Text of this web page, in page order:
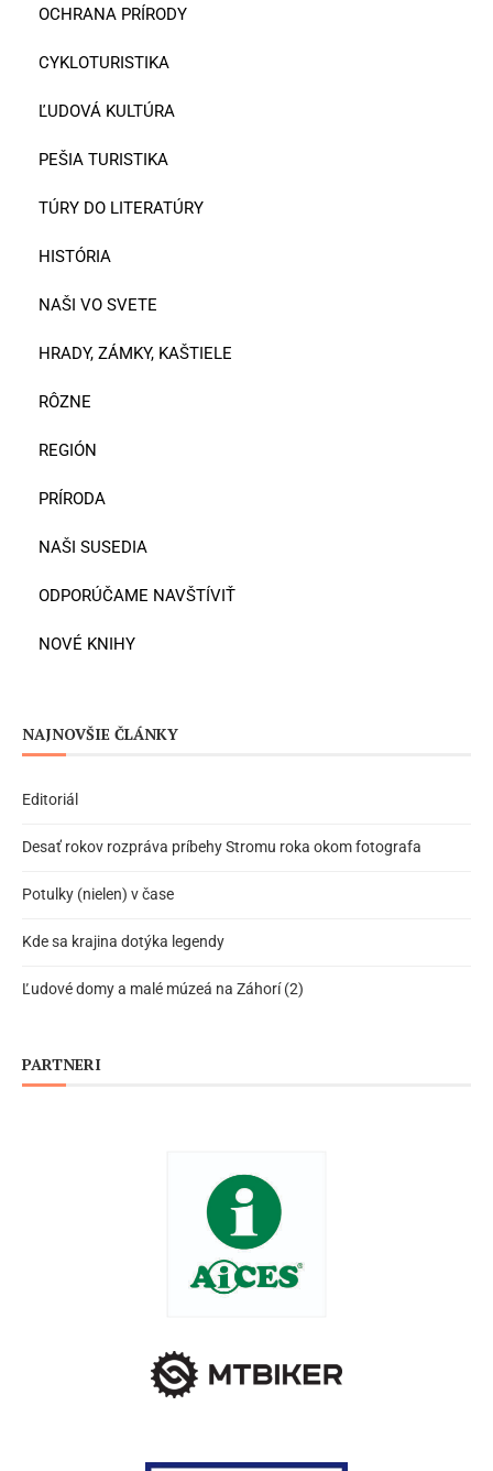
OCHRANA PRÍRODY
CYKLOTURISTIKA
ĽUDOVÁ KULTÚRA
PEŠIA TURISTIKA
TÚRY DO LITERATÚRY
HISTÓRIA
NAŠI VO SVETE
HRADY, ZÁMKY, KAŠTIELE
RÔZNE
REGIÓN
PRÍRODA
NAŠI SUSEDIA
ODPORÚČAME NAVŠTÍVIŤ
NOVÉ KNIHY
NAJNOVŠIE ČLÁNKY
Editoriál
Desať rokov rozpráva príbehy Stromu roka okom fotografa
Potulky (nielen) v čase
Kde sa krajina dotýka legendy
Ľudové domy a malé múzeá na Záhorí (2)
PARTNERI